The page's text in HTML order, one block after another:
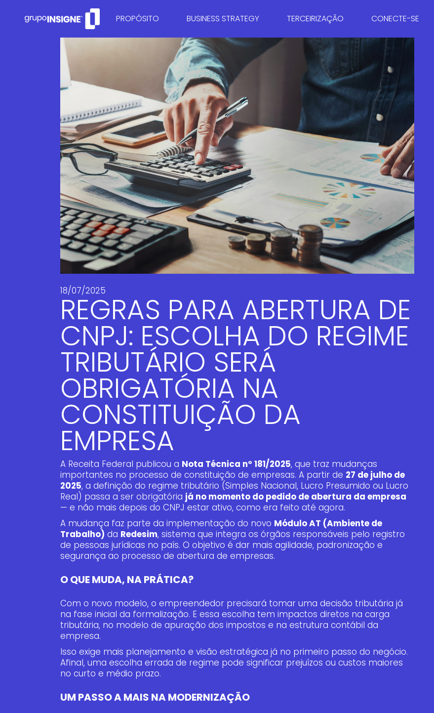
PROPÓSITO BUSINESS STRATEGY
CONSULTORIA TRIBUTÁRIA
CONSULTORIA EMPRESARIAL
RECUPERAÇÃO DE IMPOSTOS
MARKETING & COMUNICAÇÃO
ESTRUTURA COMERCIAL
GESTÃO DE PESSOAS
CONTROLADORIA EMPRESARIAL
TERCEIRIZAÇÃO
BPO CONTÁBIL
BPO FISCAL
BPO FINANCEIRO
DEPARTAMENTO PESSOAL
CONSULTIVO
CONECTE-SE
CARREIRAS
ENTRE EM CONTATO
18/07/2025
REGRAS PARA ABERTURA DE
CNPJ: ESCOLHA DO REGIME
TRIBUTÁRIO SERÁ
OBRIGATÓRIA NA
CONSTITUIÇÃO DA
EMPRESA
A Receita Federal publicou a Nota Técnica nº 181/2025, que traz mudanças
importantes no processo de constituição de empresas. A partir de 27 de julho de
2025, a definição do regime tributário (Simples Nacional, Lucro Presumido ou Lucro
Real) passa a ser obrigatória já no momento do pedido de abertura da empresa
— e não mais depois do CNPJ estar ativo, como era feito até agora.
A mudança faz parte da implementação do novo Módulo AT (Ambiente de
Trabalho) da Redesim, sistema que integra os órgãos responsáveis pelo registro
de pessoas jurídicas no país. O objetivo é dar mais agilidade, padronização e
segurança ao processo de abertura de empresas.
O QUE MUDA, NA PRÁTICA?
Com o novo modelo, o empreendedor precisará tomar uma decisão tributária já
na fase inicial da formalização. E essa escolha tem impactos diretos na carga
tributária, no modelo de apuração dos impostos e na estrutura contábil da
empresa.
Isso exige mais planejamento e visão estratégica já no primeiro passo do negócio.
Afinal, uma escolha errada de regime pode significar prejuízos ou custos maiores
no curto e médio prazo.
UM PASSO A MAIS NA MODERNIZAÇÃO